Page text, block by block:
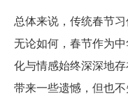
总体来说，传统春节
无论如何，春节作为
化与情感始终深深地
带来一些遗憾，但也